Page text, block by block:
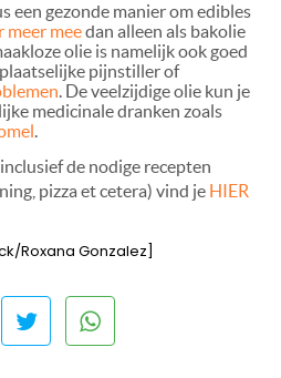
een gezonde manier om edibles
meer meedan alleen als bakolie
olie is namelijk ook goed
pijnstiller of
. De veelzijdige olie kun je
medicinale dranken zoals
.
de nodige recepten
pizza et cetera) vind je HIER
Roxana Gonzalez]